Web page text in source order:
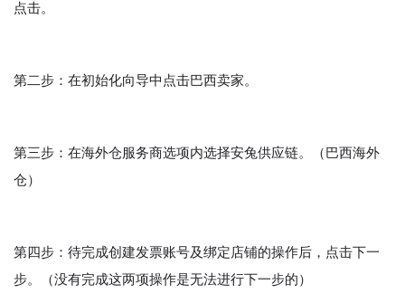
点击。
第二步：在初始化向导中点击巴西卖家。
第三步：在海外仓服务商选项内选择安兔供应链。（巴西海外
仓）
第四步：待完成创建发票账号及绑定店铺的操作后，点击下一
步。（没有完成这两项操作是无法进行下一步的）